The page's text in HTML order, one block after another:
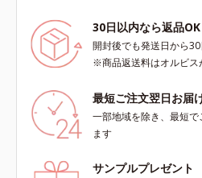
30日以内なら返品OK
開封後でも発送日から
※商品返送料はオルビス
最短ご注文翌日お届
一部地域を除き、最短
ます
サンプルプレゼント